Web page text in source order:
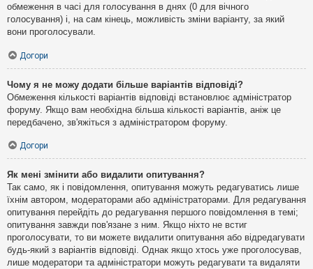
обмеження в часі для голосування в днях (0 для вічного
голосування) і, на сам кінець, можливість зміни варіанту, за який
вони проголосували.
Догори
Чому я не можу додати більше варіантів відповіді?
Обмеження кількості варіантів відповіді встановлює адміністратор
форуму. Якщо вам необхідна більша кількості варіантів, аніж це
передбачено, зв'яжіться з адміністратором форуму.
Догори
Як мені змінити або видалити опитування?
Так само, як і повідомлення, опитування можуть редагуватись лише
їхнім автором, модераторами або адміністраторами. Для редагування
опитування перейдіть до редагування першого повідомлення в темі;
опитування завжди пов'язане з ним. Якщо ніхто не встиг
проголосувати, то ви можете видалити опитування або відредагувати
будь-який з варіантів відповіді. Однак якщо хтось уже проголосував,
лише модератори та адміністратори можуть редагувати та видаляти